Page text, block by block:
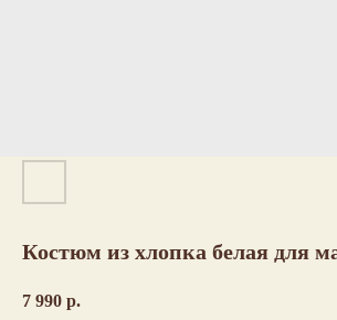
Костюм из хлопка белая для
7 990 р.